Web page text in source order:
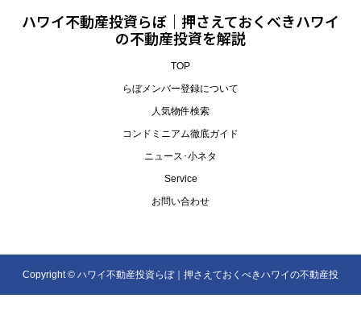
ハワイ不動産投資らぼ｜押さえておくべきハワイ
の不動産投資を解説
TOP
らぼメンバー登録について
人気物件検索
コンドミニアム徹底ガイド
ニュース･小ネタ
Service
お問い合わせ
Copyright © ハワイ不動産投資らぼ｜押さえておくべきハワイの不動産投